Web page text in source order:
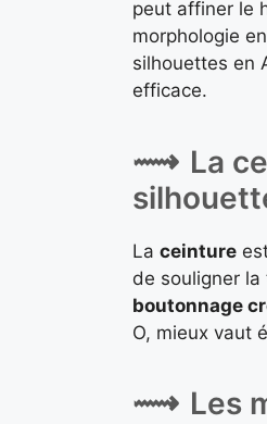
peut affiner le
morphologie
silhouettes en
efficace.
La
La ceinture
de souligner
boutonnage
O, mieux vaut
Les